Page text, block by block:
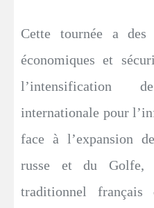
Cette tournée a des
économiques et
l’intensification
internationale pour
face à l’expansion
russe et du
traditionnel